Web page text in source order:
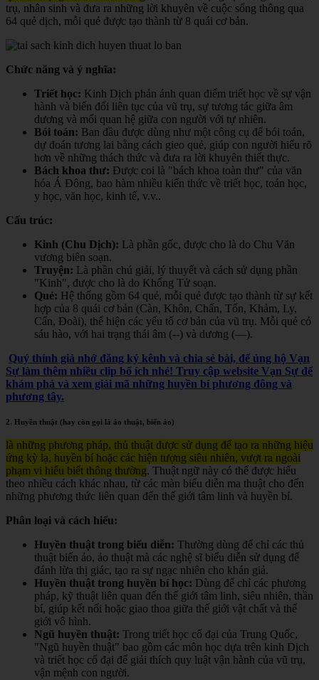
trụ, nhân sinh và đưa ra những lời khuyên về cuộc sống thông qua
64 quẻ dịch, mỗi quẻ được tạo thành từ 8 quái cơ bản.
Chức năng và ý nghĩa:
Triết học: Kinh Dịch phản ánh quan điểm triết học về sự vận
hành và biến đổi liên tục của vũ trụ, sự tương tác giữa âm
dương và mối quan hệ giữa con người với tự nhiên.
Bói toán: Ban đầu được dùng như một công cụ để bói toán,
dự đoán tương lai bằng cách gieo quẻ, giúp con người hiểu rõ
hơn về những thách thức và đưa ra lời khuyên thiết thực.
Bách khoa thư: Được coi là "bách khoa toàn thư" của văn
hóa Á Đông, bao hàm nhiều kiến thức về triết học, toán học,
y học, văn học, kinh tế, v.v..
Cấu trúc:
Kinh (Chu Dịch): Là phần gốc, được cho là do Chu Văn
vương biên soạn.
Truyện: Là phần chú giải, lý thuyết và cách sử dụng phần
"Kinh", được cho là do Khổng Tử soạn.
Quẻ: Hệ thống gồm 64 quẻ, mỗi quẻ được tạo thành từ sự kết
hợp của 8 quái cơ bản (Càn, Khôn, Chấn, Tốn, Khảm, Ly,
Cấn, Đoài), thể hiện các yếu tố cơ bản của vũ trụ. Mỗi quẻ có
sáu hào, với hai trạng thái âm (--) và dương (—).
Quý thính giả nhớ đăng ký kênh và chia sẻ bài, để ủng hộ Vạn
Sự làm thêm nhiều clip bổ ích nhé! Truy cập website Vạn Sự để
khám phá và xem giải mã những huyền bí phương đông và
phương tây.
2. Huyền thuật (hay còn gọi là ảo thuật, biến ảo)
là những phương pháp, thủ thuật được sử dụng để tạo ra những hiệu
ứng kỳ lạ, huyền bí hoặc các hiện tượng siêu nhiên, vượt ra ngoài
phạm vi hiểu biết thông thường. Thuật ngữ này có thể được hiểu
theo nhiều cách khác nhau, từ các màn biểu diễn ma thuật cho đến
những phương thức liên quan đến thế giới tâm linh và huyền bí.
Phân loại và cách hiểu:
Huyền thuật trong biểu diễn: Thường dùng để chỉ các thủ
thuật biến ảo, ảo thuật mà các nghệ sĩ biểu diễn sử dụng để
đánh lừa thị giác, tạo ra sự ngạc nhiên cho khán giả.
Huyền thuật trong huyền bí học: Dùng để chỉ các phương
pháp, kỹ thuật liên quan đến thế giới tâm linh, siêu nhiên, thần
bí, giúp kết nối hoặc giao thoa giữa thế giới vật chất và thế
giới vô hình.
Ngũ huyền thuật: Trong triết học cổ đại của Trung Quốc,
"Ngũ huyền thuật" bao gồm các môn học dựa trên kinh Dịch
và triết học cổ đại để giải thích quy luật vận hành của vũ trụ,
vận mệnh con người.